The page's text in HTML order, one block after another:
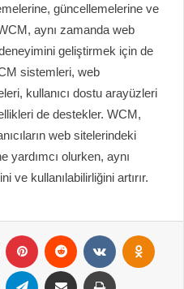
güncellemelerine ve
aynı zamanda web
geliştirmek için de
sistemleri, web
kullanıcı dostu arayüzleri
de destekler. WCM,
web sitelerindeki
yardımcı olurken, aynı
ve kullanılabilirliğini artırır.